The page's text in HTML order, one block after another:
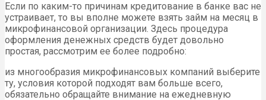
Если по каким-то причинам кредитование в банке вас не
устраивает, то вы вполне можете взять займ на месяц в
микрофинансовой организации. Здесь процедура
оформления денежных средств будет довольно
простая, рассмотрим ее более подробно:
из многообразия микрофинансовых компаний выберите
ту, условия которой подходят вам больше всего,
обязательно обращайте внимание на ежедневную